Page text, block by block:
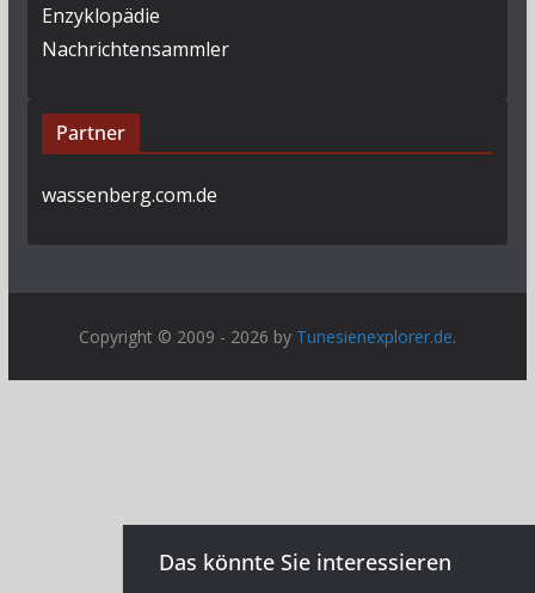
Enzyklopädie
Nachrichtensammler
Partner
wassenberg.com.de
Copyright © 2009 - 2026 by Tunesienexplorer.de.
Das könnte Sie interessieren